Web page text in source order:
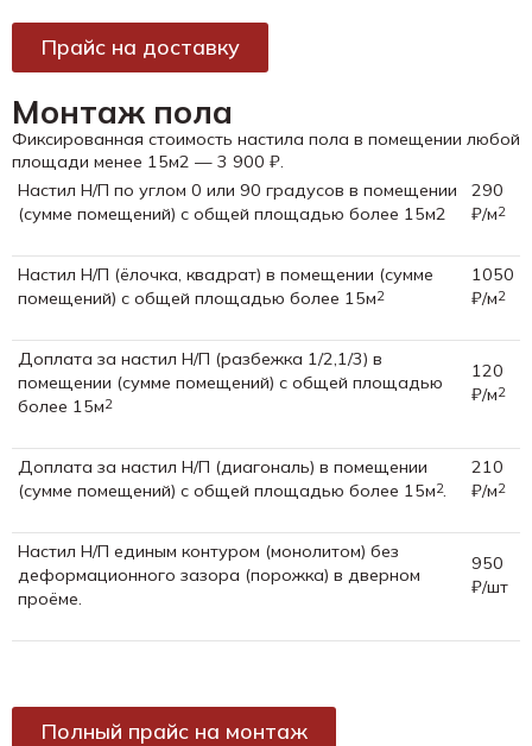
Прайс на доставку
Монтаж пола
Фиксированная стоимость настила пола в помещении любой
площади менее 15м2 — 3 900 ₽.
Настил Н/П по углом 0 или 90 градусов в помещении
(сумме помещений) с общей площадью более 15м2
290
₽/м2
Настил Н/П (ёлочка, квадрат) в помещении (сумме
помещений) с общей площадью более 15м2
1050
₽/м2
Доплата за настил Н/П (разбежка 1/2,1/3) в
помещении (сумме помещений) с общей площадью
более 15м2
120
₽/м2
Доплата за настил Н/П (диагональ) в помещении
(сумме помещений) с общей площадью более 15м2.
210
₽/м2
Настил Н/П единым контуром (монолитом) без
деформационного зазора (порожка) в дверном
проёме.
950
₽/шт
Полный прайс на монтаж